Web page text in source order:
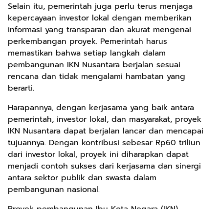
Selain itu, pemerintah juga perlu terus menjaga
kepercayaan investor lokal dengan memberikan
informasi yang transparan dan akurat mengenai
perkembangan proyek. Pemerintah harus
memastikan bahwa setiap langkah dalam
pembangunan IKN Nusantara berjalan sesuai
rencana dan tidak mengalami hambatan yang
berarti.
Harapannya, dengan kerjasama yang baik antara
pemerintah, investor lokal, dan masyarakat, proyek
IKN Nusantara dapat berjalan lancar dan mencapai
tujuannya. Dengan kontribusi sebesar Rp60 triliun
dari investor lokal, proyek ini diharapkan dapat
menjadi contoh sukses dari kerjasama dan sinergi
antara sektor publik dan swasta dalam
pembangunan nasional.